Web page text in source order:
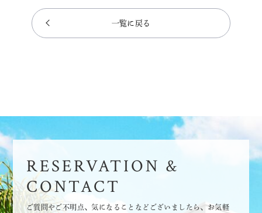
一覧に戻る
RESERVATION &
CONTACT
ご質問やご不明点、気になることなどございましたら、お気軽